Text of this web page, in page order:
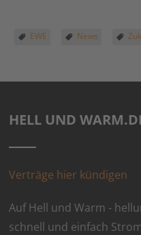
EWE News
HELL UND
Verträge hier kündigen
Auf Hell und Warm -
schnell und einfach